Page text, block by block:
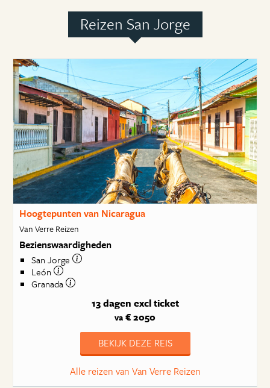
Reizen San Jorge
Hoogtepunten van Nicaragua
Van Verre Reizen
Bezienswaardigheden
San Jorge
León
Granada
13 dagen excl ticket
va € 2050
BEKIJK DEZE REIS
Alle reizen van Van Verre Reizen